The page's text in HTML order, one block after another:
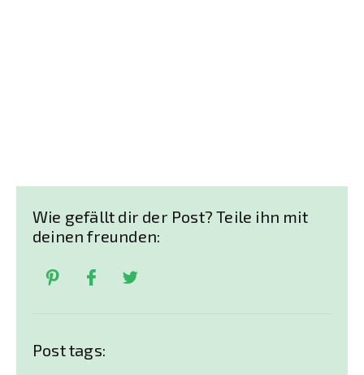
Wie gefällt dir der Post? Teile ihn mit
deinen freunden:
Post tags: